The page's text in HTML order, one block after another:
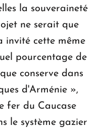
la souveraineté
ne serait que
invité cette même
pourcentage de
conserve dans
d'Arménie »,
fer du Caucase
le système gazier